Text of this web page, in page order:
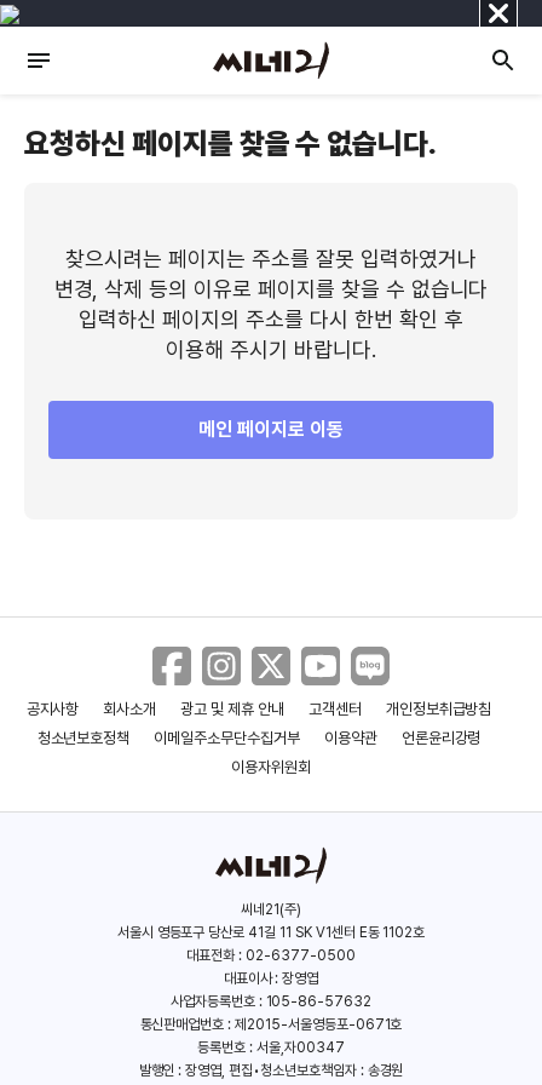
닫
기
요청하신 페이지를 찾을 수 없습니다.
찾으시려는 페이지는 주소를 잘못 입력하였거나
변경, 삭제 등의 이유로 페이지를 찾을 수 없습니다
입력하신 페이지의 주소를 다시 한번 확인 후
이용해 주시기 바랍니다.
메인 페이지로 이동
공지사항 회사소개 광고 및 제휴 안내 고객센터
개인정보취급방침
청소년보호정책
이메일주소무단수집거부 이용약관
언론윤리강령
이용자위원회
씨네21(주)
서울시 영등포구 당산로 41길 11 SK V1센터 E동 1102호
대표전화 : 02-6377-0500
대표이사 : 장영엽
사업자등록번호 : 105-86-57632
통신판매업번호 : 제2015-서울영등포-0671호
등록번호 : 서울,자00347
발행인 : 장영엽, 편집•청소년보호책임자 : 송경원